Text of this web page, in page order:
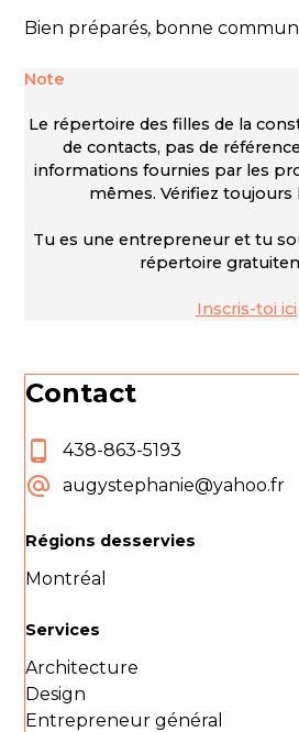
Bien préparés, bonne
Note
Le répertoire des filles de la
de contacts, pas de
informations fournies par les
mêmes. Vérifiez toujours
Tu es une entrepreneur et tu
répertoire
Inscris-toi ici
Contact
438-863-5193
augystephanie@yahoo.fr
Régions desservies
Montréal
Services
Architecture
Design
Entrepreneur général